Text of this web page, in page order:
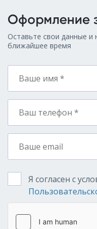
Оформление
Оставьте свои данные
ближайшее время
Я согласен с